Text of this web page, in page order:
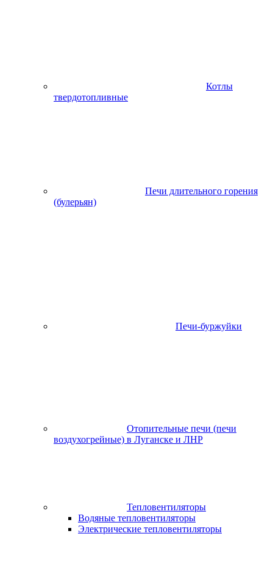
Котлы
твердотопливные
Печи длительного горения
(булерьян)
Печи-буржуйки
Отопительные печи (печи
воздухогрейные) в Луганске и ЛНР
Тепловентиляторы
Водяные тепловентиляторы
Электрические тепловентиляторы